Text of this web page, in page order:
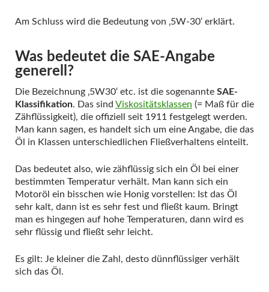
Am Schluss wird die Bedeutung von ‚5W-30‘ erklärt.
Was bedeutet die SAE-Angabe
generell?
Die Bezeichnung ‚5W30‘ etc. ist die sogenannte SAE-
Klassifikation. Das sind Viskositätsklassen (= Maß für die
Zähflüssigkeit), die offiziell seit 1911 festgelegt werden.
Man kann sagen, es handelt sich um eine Angabe, die das
Öl in Klassen unterschiedlichen Fließverhaltens einteilt.
Das bedeutet also, wie zähflüssig sich ein Öl bei einer
bestimmten Temperatur verhält. Man kann sich ein
Motoröl ein bisschen wie Honig vorstellen: Ist das Öl
sehr kalt, dann ist es sehr fest und fließt kaum. Bringt
man es hingegen auf hohe Temperaturen, dann wird es
sehr flüssig und fließt sehr leicht.
Es gilt: Je kleiner die Zahl, desto dünnflüssiger verhält
sich das Öl.